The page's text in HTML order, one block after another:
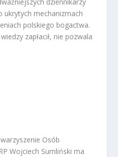
dziennikarzy
ukrytych mechanizmach
polskiego bogactwa.
zapłacił, nie pozwala
Osób
Wojciech Sumliński ma